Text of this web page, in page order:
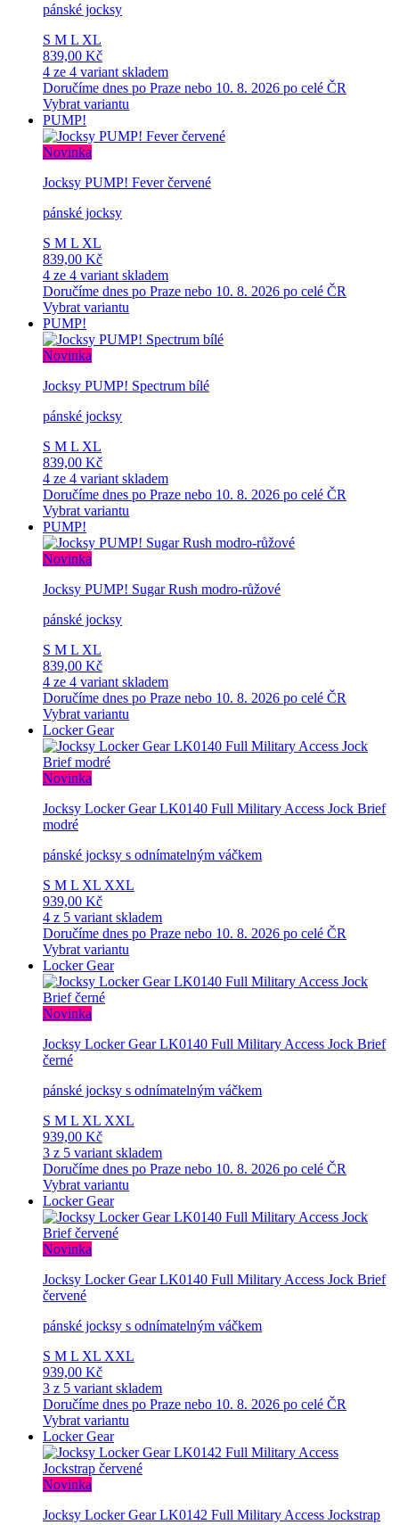
pánské jocksy
S M L XL
839,00 Kč
4 ze 4 variant skladem
Doručíme dnes po Praze nebo 10. 8. 2026 po celé ČR
Vybrat variantu
PUMP!
Novinka
Jocksy PUMP! Fever červené
pánské jocksy
S M L XL
839,00 Kč
4 ze 4 variant skladem
Doručíme dnes po Praze nebo 10. 8. 2026 po celé ČR
Vybrat variantu
PUMP!
Novinka
Jocksy PUMP! Spectrum bílé
pánské jocksy
S M L XL
839,00 Kč
4 ze 4 variant skladem
Doručíme dnes po Praze nebo 10. 8. 2026 po celé ČR
Vybrat variantu
PUMP!
Novinka
Jocksy PUMP! Sugar Rush modro-růžové
pánské jocksy
S M L XL
839,00 Kč
4 ze 4 variant skladem
Doručíme dnes po Praze nebo 10. 8. 2026 po celé ČR
Vybrat variantu
Locker Gear
Novinka
Jocksy Locker Gear LK0140 Full Military Access Jock Brief
modré
pánské jocksy s odnímatelným váčkem
S M L XL XXL
939,00 Kč
4 z 5 variant skladem
Doručíme dnes po Praze nebo 10. 8. 2026 po celé ČR
Vybrat variantu
Locker Gear
Novinka
Jocksy Locker Gear LK0140 Full Military Access Jock Brief
černé
pánské jocksy s odnímatelným váčkem
S M L XL XXL
939,00 Kč
3 z 5 variant skladem
Doručíme dnes po Praze nebo 10. 8. 2026 po celé ČR
Vybrat variantu
Locker Gear
Novinka
Jocksy Locker Gear LK0140 Full Military Access Jock Brief
červené
pánské jocksy s odnímatelným váčkem
S M L XL XXL
939,00 Kč
3 z 5 variant skladem
Doručíme dnes po Praze nebo 10. 8. 2026 po celé ČR
Vybrat variantu
Locker Gear
Novinka
Jocksy Locker Gear LK0142 Full Military Access Jockstrap